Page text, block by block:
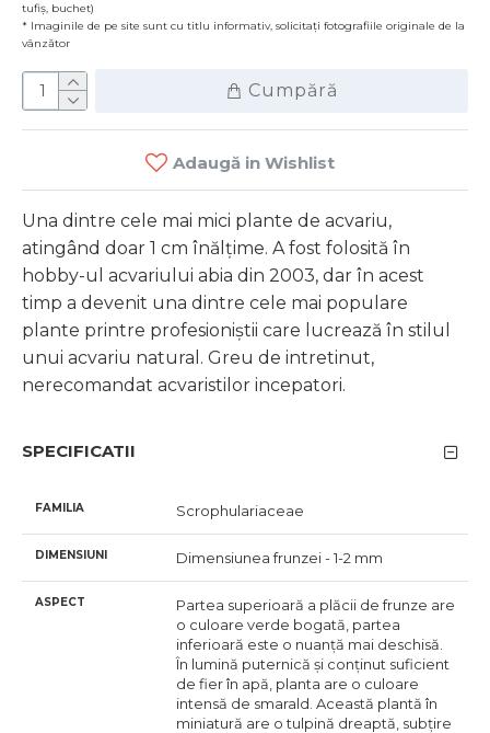
tufiș, buchet)
* Imaginile de pe site sunt cu titlu informativ, solicitați fotografiile originale de la
vânzător
Cumpără
Adaugă in Wishlist
Una dintre cele mai mici plante de acvariu,
atingând doar 1 cm înălțime. A fost folosită în
hobby-ul acvariului abia din 2003, dar în acest
timp a devenit una dintre cele mai populare
plante printre profesioniștii care lucrează în stilul
unui acvariu natural. Greu de intretinut,
nerecomandat acvaristilor incepatori.
SPECIFICATII
FAMILIA Scrophulariaceae
DIMENSIUNI Dimensiunea frunzei - 1-2 mm
ASPECT
Partea superioară a plăcii de frunze are
o culoare verde bogată, partea
inferioară este o nuanță mai deschisă.
În lumină puternică și conținut suficient
de fier în apă, planta are o culoare
intensă de smarald. Această plantă în
miniatură are o tulpină dreaptă, subțire